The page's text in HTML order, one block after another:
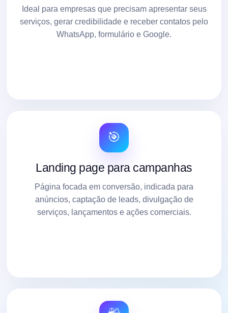
Ideal para empresas que precisam apresentar seus
serviços, gerar credibilidade e receber contatos pelo
WhatsApp, formulário e Google.
🎯
Landing page para campanhas
Página focada em conversão, indicada para
anúncios, captação de leads, divulgação de
serviços, lançamentos e ações comerciais.